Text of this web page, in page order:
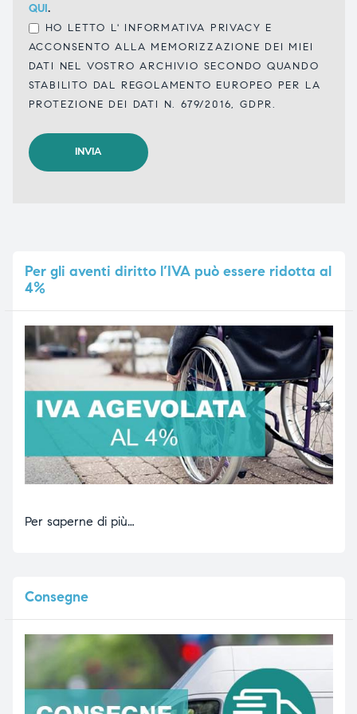
QUI.
HO LETTO L' INFORMATIVA PRIVACY E
ACCONSENTO ALLA MEMORIZZAZIONE DEI MIEI
DATI NEL VOSTRO ARCHIVIO SECONDO QUANDO
STABILITO DAL REGOLAMENTO EUROPEO PER LA
PROTEZIONE DEI DATI N. 679/2016, GDPR.
Pergli aventi diritto l’IVA può essere ridotta al
4%
Per saperne di più…
Consegne